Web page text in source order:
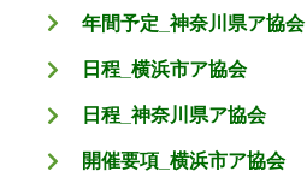
年間予定_神奈川県ア協会
日程_横浜市ア協会
日程_神奈川県ア協会
開催要項_横浜市ア協会